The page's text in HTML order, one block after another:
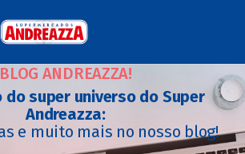
BLOG ANDREAZZA!
do super universo do Super
Andreazza:
e muito mais no nosso blog!